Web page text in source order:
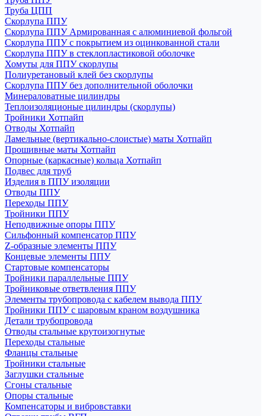
Труба ЦПП
Скорлупа ППУ
Скорлупа ППУ Армированная с алюминиевой фольгой
Скорлупа ППУ с покрытием из оцинкованной стали
Скорлупа ППУ в стеклопластиковой оболочке
Хомуты для ППУ скорлупы
Полиуретановый клей без скорлупы
Скорлупа ППУ без дополнительной оболочки
Минераловатные цилиндры
Теплоизоляционые цилиндры (скорлупы)
Тройники Хотпайп
Отводы Хотпайп
Ламельные (вертикально-слоистые) маты Хотпайп
Прошивные маты Хотпайп
Опорные (каркасные) кольца Хотпайп
Подвес для труб
Изделия в ППУ изоляции
Отводы ППУ
Переходы ППУ
Тройники ППУ
Неподвижные опоры ППУ
Cильфонный компенсатор ППУ
Z-образные элементы ППУ
Концевые элементы ППУ
Стартовые компенсаторы
Тройники параллельные ППУ
Тройниковые ответвления ППУ
Элементы трубопровода с кабелем вывода ППУ
Тройники ППУ с шаровым краном воздушника
Детали трубопровода
Отводы стальные крутоизогнутые
Переходы стальные
Фланцы стальные
Тройники стальные
Заглушки стальные
Сгоны стальные
Опоры стальные
Компенсаторы и вибровставки